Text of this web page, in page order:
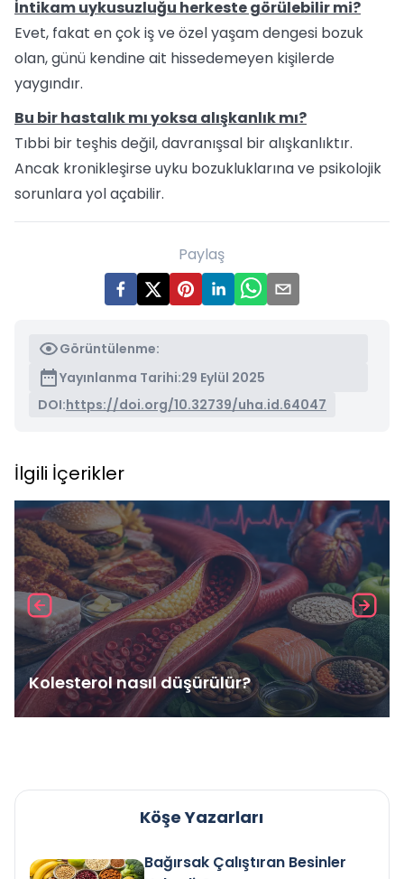
İntikam uykusuzluğu herkeste görülebilir mi?
Evet, fakat en çok iş ve özel yaşam dengesi bozuk
olan, günü kendine ait hissedemeyen kişilerde
yaygındır.
Bu bir hastalık mı yoksa alışkanlık mı?
Tıbbi bir teşhis değil, davranışsal bir alışkanlıktır.
Ancak kronikleşirse uyku bozukluklarına ve psikolojik
sorunlara yol açabilir.
Paylaş
Görüntülenme:
Yayınlanma Tarihi:29 Eylül 2025
DOI:https://doi.org/10.32739/uha.id.64047
İlgili İçerikler
Kolesterol nasıl düşürülür?
Köşe Yazarları
Bağırsak Çalıştıran Besinler